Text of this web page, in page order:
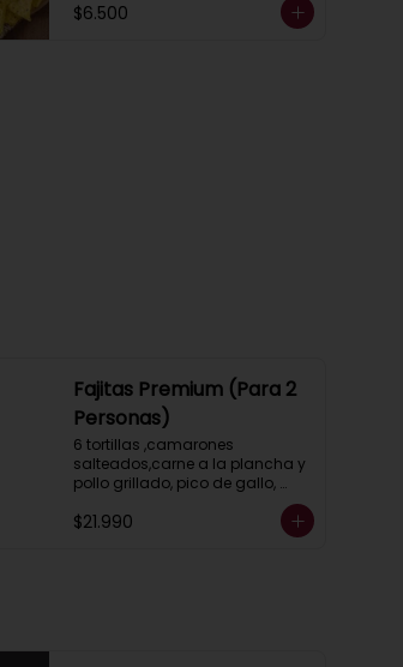
$6.500
Fajitas Premium (Para 2
Personas)
6 tortillas ,camarones
salteados,carne a la plancha y
pollo grillado, pico de gallo,
ranch (crema ácida), porotos
$21.990